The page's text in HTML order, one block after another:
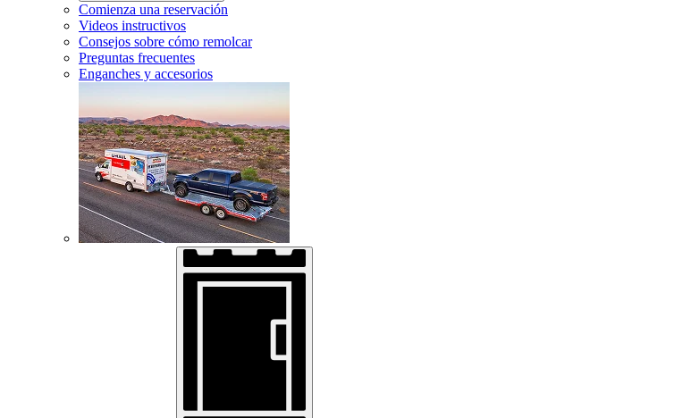
Comienza una reservación
Videos instructivos
Consejos sobre cómo remolcar
Preguntas frecuentes
Enganches y accesorios